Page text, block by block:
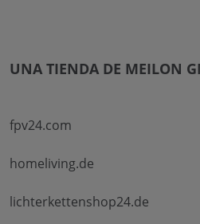
UNA TIENDA DE MEILON
fpv24.com
homeliving.de
lichterkettenshop24.de